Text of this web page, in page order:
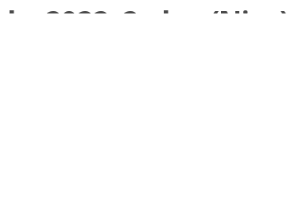
2022, 2. deo (Nica)